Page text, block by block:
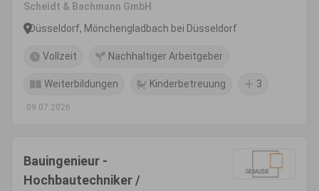
Scheidt & Bachmann GmbH
Düsseldorf, Mönchengladbach bei Düsseldorf
Vollzeit Nachhaltiger Arbeitgeber
Weiterbildungen Kinderbetreuung 3
09.07.2026
Bauingenieur -
Hochbautechniker /